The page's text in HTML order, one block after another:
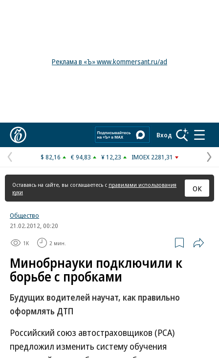
Реклама в «Ъ» www.kommersant.ru/ad
Вход
Предыдущая
страница
$ 82,16 € 94,83 ¥ 12,23 IMOEX 2281,31
Оставаясь на сайте, вы соглашаетесь с правилами использования
куки
ОК
Общество
21.02.2012, 00:20
1K 2 мин.
Минобрнауки подключили к
борьбе с пробками
Будущих водителей научат, как правильно
оформлять ДТП
Российский союз автостраховщиков (РСА)
предложил изменить систему обучения